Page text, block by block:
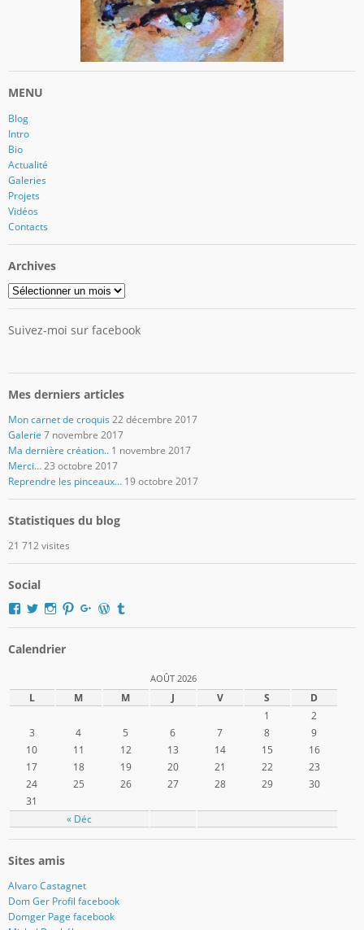
MENU
Blog
Intro
Bio
Actualité
Galeries
Projets
Vidéos
Contacts
Archives
Archives
Suivez-moi sur facebook
Mes derniers articles
Mon carnet de croquis 22 décembre 2017
Galerie 7 novembre 2017
Ma dernière création.. 1 novembre 2017
Merci… 23 octobre 2017
Reprendre les pinceaux… 19 octobre 2017
Statistiques du blog
21 712 visites
Social
Voir
de
Facebook
Voir
de
Twitter
Voir
de
Instagram
Voir
Pinterest
Voir
Google+
Voir
WordPress.org
Tumblr
Calendrier
AOÛT 2026
L M M J V S D
« Déc
1
2
3
4 5 6 7 8
9
10
11 12 13 14 15
16
17
18 19 20 21 22
23
24
25 26 27 28 29
30
31
Sites amis
Alvaro Castagnet
Dom Ger Profil facebook
Domger Page facebook